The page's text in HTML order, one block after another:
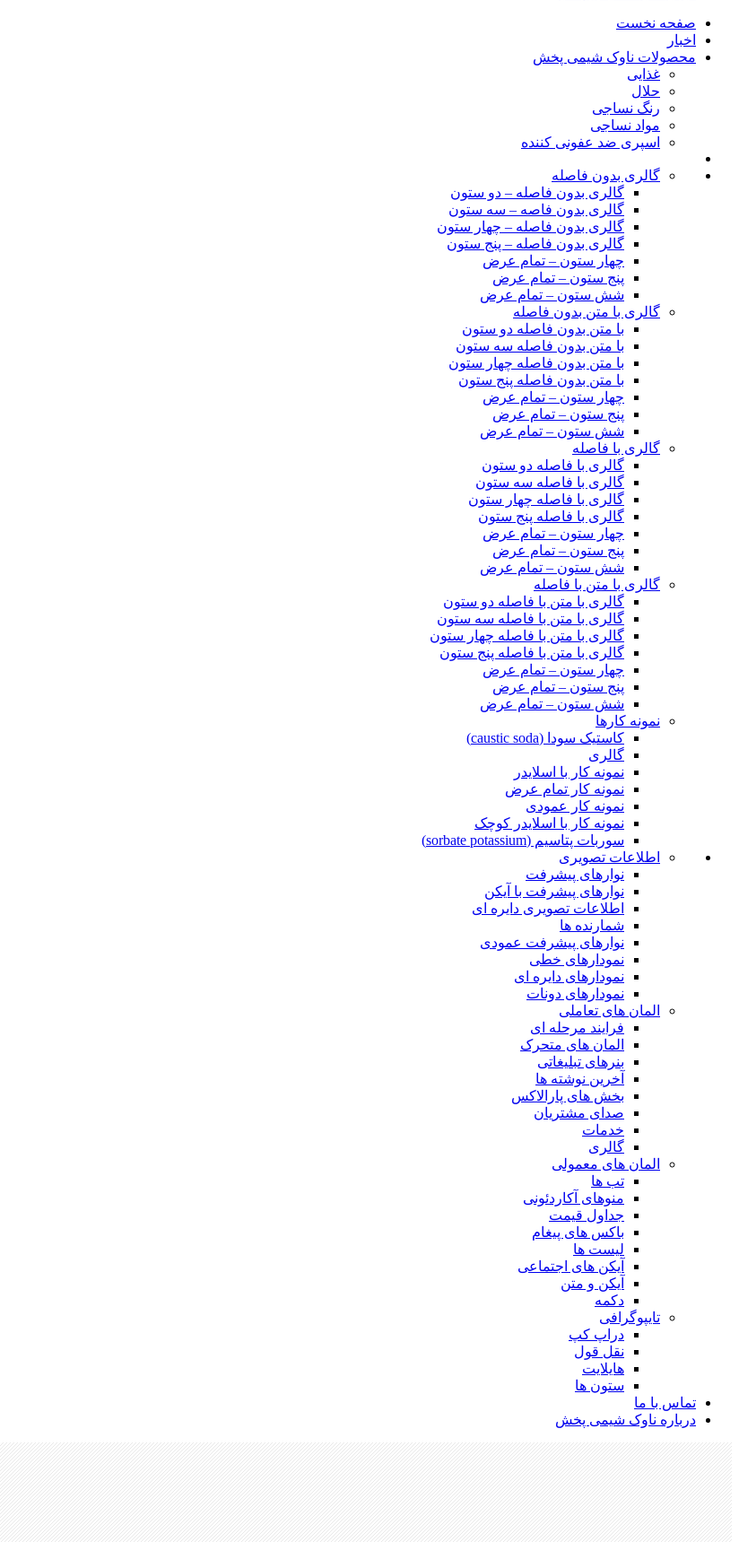
صفحه نخست
اخبار
محصولات ناوک شیمی پخش
غذایی
حلال
رنگ نساجی
مواد نساجی
اسپری ضد عفونی کننده
گالری بدون فاصله
گالری بدون فاصله – دو ستون
گالری بدون فاصه – سه ستون
گالری بدون فاصله – چهار ستون
گالری بدون فاصله – پنج ستون
چهار ستون – تمام عرض
پنج ستون – تمام عرض
شش ستون – تمام عرض
گالری با متن بدون فاصله
با متن بدون فاصله دو ستون
با متن بدون فاصله سه ستون
با متن بدون فاصله چهار ستون
با متن بدون فاصله پنج ستون
چهار ستون – تمام عرض
پنج ستون – تمام عرض
شش ستون – تمام عرض
گالری با فاصله
گالری با فاصله دو ستون
گالری با فاصله سه ستون
گالری با فاصله چهار ستون
گالری با فاصله پنج ستون
چهار ستون – تمام عرض
پنج ستون – تمام عرض
شش ستون – تمام عرض
گالری با متن با فاصله
گالری با متن با فاصله دو ستون
گالری با متن با فاصله سه ستون
گالری با متن با فاصله چهار ستون
گالری با متن با فاصله پنج ستون
چهار ستون – تمام عرض
پنج ستون – تمام عرض
شش ستون – تمام عرض
نمونه کارها
کاستیک سودا (caustic soda)
گالری
نمونه کار با اسلایدر
نمونه کار تمام عرض
نمونه کار عمودی
نمونه کار با اسلایدر کوچک
سوربات پتاسیم (sorbate potassium)
اطلاعات تصویری
نوارهای پیشرفت
نوارهای پیشرفت با آیکن
اطلاعات تصویری دایره ای
شمارنده ها
نوارهای پیشرفت عمودی
نمودارهای خطی
نمودارهای دایره ای
نمودارهای دونات
المان های تعاملی
فرایند مرحله ای
المان های متحرک
بنرهای تبلیغاتی
آخرین نوشته ها
بخش های پارالاکس
صدای مشتریان
خدمات
گالری
المان های معمولی
تب ها
منوهای آکاردئونی
جداول قیمت
باکس های پیغام
لیست ها
آیکن های اجتماعی
آیکن و متن
دکمه
تایپوگرافی
دراپ کپ
نقل قول
هایلایت
ستون ها
تماس با ما
درباره ناوک شیمی پخش